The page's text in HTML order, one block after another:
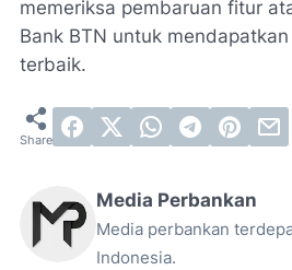
memeriksa pembaruan fitur
Bank BTN untuk
terbaik.
Media Perbankan
Media perbankan
Indonesia.